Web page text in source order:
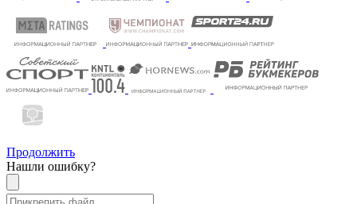
Продолжить
Нашли ошибку?